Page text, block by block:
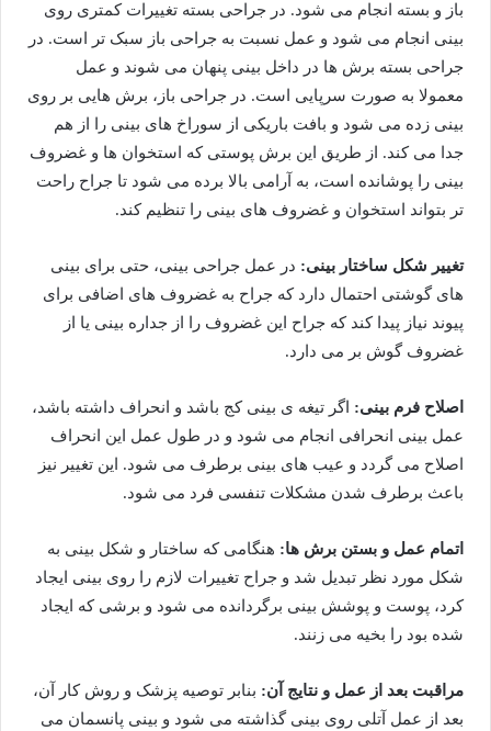
باز و بسته انجام می شود. در جراحی بسته تغییرات کمتری روی
بینی انجام می شود و عمل نسبت به جراحی باز سبک تر است. در
جراحی بسته برش ها در داخل بینی پنهان می شوند و عمل
معمولا به صورت سرپایی است. در جراحی باز، برش هایی بر روی
بینی زده می شود و بافت باریکی از سوراخ های بینی را از هم
جدا می کند. از طریق این برش پوستی که استخوان ها و غضروف
بینی را پوشانده است، به آرامی بالا برده می شود تا جراح راحت
تر بتواند استخوان و غضروف های بینی را تنظیم کند.
تغییر شکل ساختار بینی: در عمل جراحی بینی، حتی برای بینی
های گوشتی احتمال دارد که جراح به غضروف های اضافی برای
پیوند نیاز پیدا کند که جراح این غضروف را از جداره بینی یا از
غضروف گوش بر می دارد.
اصلاح فرم بینی: اگر تیغه ی بینی کج باشد و انحراف داشته باشد،
عمل بینی انحرافی انجام می شود و در طول عمل این انحراف
اصلاح می گردد و عیب های بینی برطرف می شود. این تغییر نیز
باعث برطرف شدن مشکلات تنفسی فرد می شود.
اتمام عمل و بستن برش ها: هنگامی که ساختار و شکل بینی به
شکل مورد نظر تبدیل شد و جراح تغییرات لازم را روی بینی ایجاد
کرد، پوست و پوشش بینی برگردانده می شود و برشی که ایجاد
شده بود را بخیه می زنند.
مراقبت بعد از عمل و نتایج آن: بنابر توصیه پزشک و روش کار آن،
بعد از عمل آتلی روی بینی گذاشته می شود و بینی پانسمان می